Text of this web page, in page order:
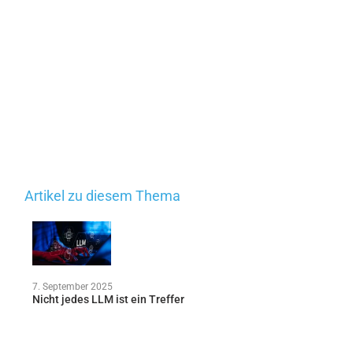
Artikel zu diesem Thema
7. September 2025
Nicht jedes LLM ist ein Treffer